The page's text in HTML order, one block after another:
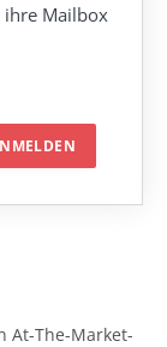
ihre Mailbox
At-The-Market-